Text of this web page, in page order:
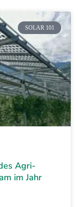
SOLAR 101
Agri-
im Jahr